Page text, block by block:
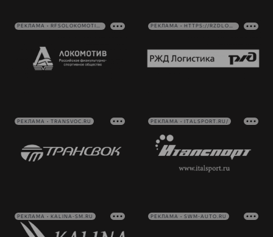
РЕКЛАМА • RFSOLOKOMOTIV.RU РЕКЛАМА • HTTPS://RZDLOG.RU/
РЕКЛАМА • TRANSVOC.RU РЕКЛАМА • ITALSPORT.RU/
РЕКЛАМА • KALINA-SM.RU РЕКЛАМА • SWM-AUTO.RU